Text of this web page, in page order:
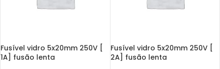
Fusível vidro 5x20mm 250V [
1A] fusão lenta
Fusível vidro 5x20mm 250V [
2A] fusão lenta